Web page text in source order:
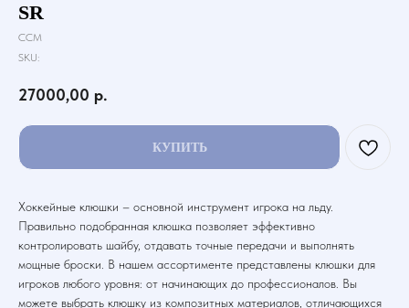
SR
CCM
SKU:
27000,00 р.
КУПИТЬ
Хоккейные клюшки – основной инструмент игрока на льду.
Правильно подобранная клюшка позволяет эффективно
контролировать шайбу, отдавать точные передачи и выполнять
мощные броски. В нашем ассортименте представлены клюшки для
игроков любого уровня: от начинающих до профессионалов. Вы
можете выбрать клюшку из композитных материалов, отличающихся